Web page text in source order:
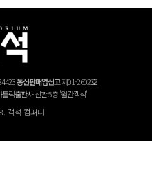
통신판매업신고제01-2602호
릭출판사 신관 5층 '월간객석'
객석 컴퍼니